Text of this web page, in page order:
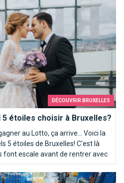
DÉCOUVRIR BRUXELLES
5 étoiles choisir à Bruxelles?
au Lotto, ça arrive... Voici la
5 étoiles de Bruxelles! C'est là
font escale avant de rentrer avec
de Bruxelles